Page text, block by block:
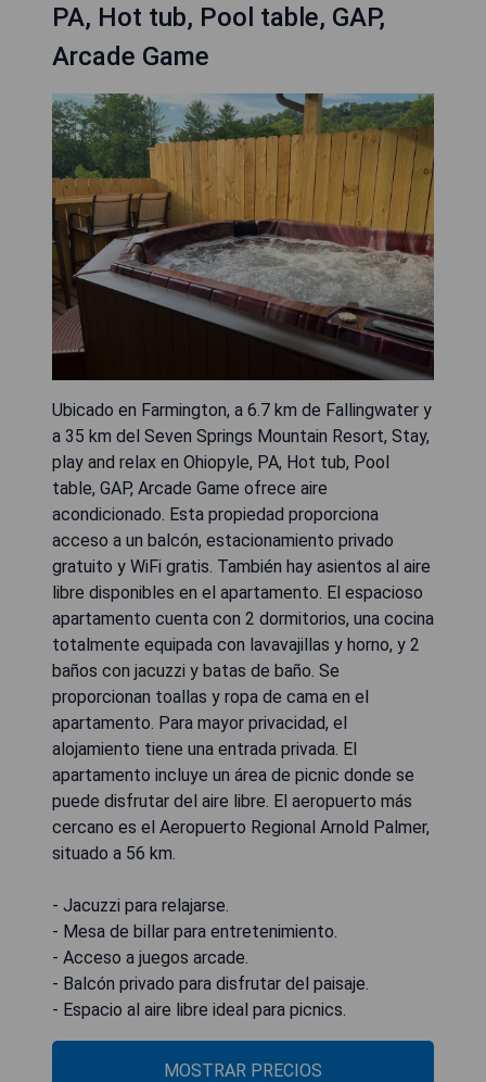
PA, Hot tub, Pool table, GAP,
Arcade Game
Ubicado en Farmington, a 6.7 km de Fallingwater y
a 35 km del Seven Springs Mountain Resort, Stay,
play and relax en Ohiopyle, PA, Hot tub, Pool
table, GAP, Arcade Game ofrece aire
acondicionado. Esta propiedad proporciona
acceso a un balcón, estacionamiento privado
gratuito y WiFi gratis. También hay asientos al aire
libre disponibles en el apartamento. El espacioso
apartamento cuenta con 2 dormitorios, una cocina
totalmente equipada con lavavajillas y horno, y 2
baños con jacuzzi y batas de baño. Se
proporcionan toallas y ropa de cama en el
apartamento. Para mayor privacidad, el
alojamiento tiene una entrada privada. El
apartamento incluye un área de picnic donde se
puede disfrutar del aire libre. El aeropuerto más
cercano es el Aeropuerto Regional Arnold Palmer,
situado a 56 km.
- Jacuzzi para relajarse.
- Mesa de billar para entretenimiento.
- Acceso a juegos arcade.
- Balcón privado para disfrutar del paisaje.
- Espacio al aire libre ideal para picnics.
MOSTRAR PRECIOS